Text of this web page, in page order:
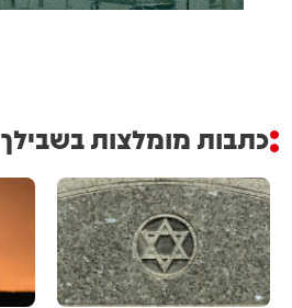
כתבות מומלצות בשבילך